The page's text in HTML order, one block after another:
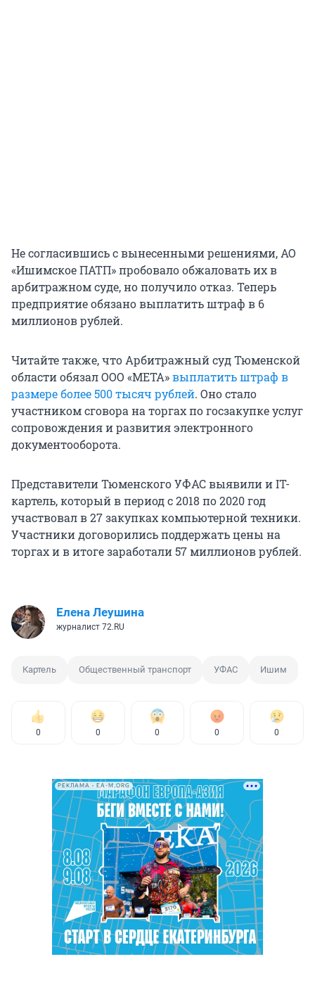
Не согласившись с вынесенными решениями, АО
«Ишимское ПАТП» пробовало обжаловать их в
арбитражном суде, но получило отказ. Теперь
предприятие обязано выплатить штраф в 6
миллионов рублей.
Читайте также, что Арбитражный суд Тюменской
области обязал ООО «МЕТА»выплатить штраф в
размере более 500 тысяч рублей. Оно стало
участником сговора на торгах по госзакупке услуг
сопровождения и развития электронного
документооборота.
Представители Тюменского УФАС выявили и IT-
картель, который в период с 2018 по 2020 год
участвовал в 27 закупках компьютерной техники.
Участники договорились поддержать цены на
торгах и в итоге заработали 57 миллионов рублей.
Елена Леушина
журналист 72.RU
Картель Общественный транспорт УФАС Ишим
0 0 0 0 0
РЕКЛАМА • EA-M.ORG